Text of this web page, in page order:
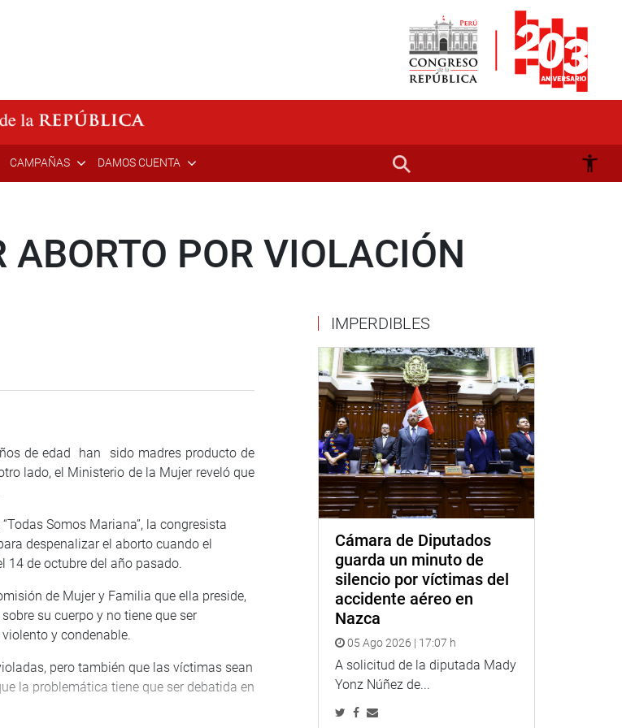
CAMPAÑAS DAMOS CUENTA
POR VIOLACIÓN
de edad han sido madres producto de
lado, el Ministerio de la Mujer reveló que
Somos Mariana”, la congresista
despenalizar el aborto cuando el
14 de octubre del año pasado.
de Mujer y Familia que ella preside,
su cuerpo y no tiene que ser
y condenable.
pero también que las víctimas sean
la problemática tiene que ser debatida en
IMPERDIBLES
Cámara de Diputados
guarda un minuto de
silencio por víctimas del
accidente aéreo en
Nazca
05 Ago 2026 | 17:07 h
A solicitud de la diputada Mady
Yonz Núñez de...